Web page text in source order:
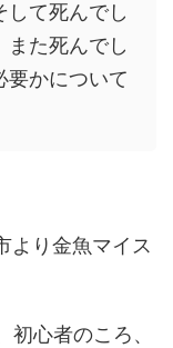
て死んでし
また死んでし
要かについて
より金魚マイス
心者のころ、